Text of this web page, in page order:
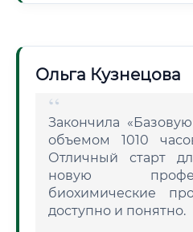
Ольга Кузнецова
Закончила
объемом 1010
Отличный старт
новую
биохимические
доступно и понятно.